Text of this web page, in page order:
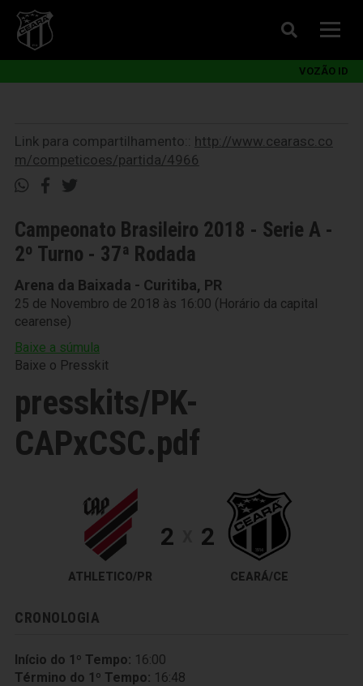
VOZÃO ID
Link para compartilhamento:: http://www.cearasc.co
m/competicoes/partida/4966
Campeonato Brasileiro 2018 - Serie A -
2º Turno - 37ª Rodada
Arena da Baixada - Curitiba, PR
25 de Novembro de 2018 às 16:00 (Horário da capital
cearense)
Baixe a súmula
Baixe o Presskit
presskits/PK-
CAPxCSC.pdf
ATHLETICO/PR
2 2
CEARÁ/CE
CRONOLOGIA
Início do 1º Tempo: 16:00
Término do 1º Tempo: 16:48